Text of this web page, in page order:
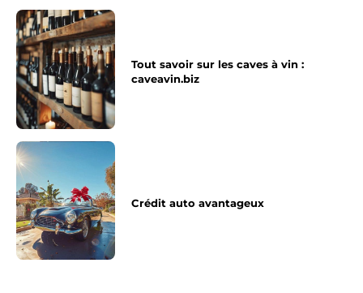
Tout savoir sur les caves à vin :
caveavin.biz
Crédit auto avantageux